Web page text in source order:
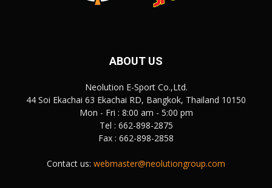
ABOUT US
Neolution E-Sport Co.,Ltd.
44 Soi Ekachai 63 Ekachai RD, Bangkok, Thailand 10150
Mon - Fri : 8:00 am - 5:00 pm
Tel : 662-898-2875
Fax : 662-898-2858
Contact us: webmaster@neolutiongroup.com